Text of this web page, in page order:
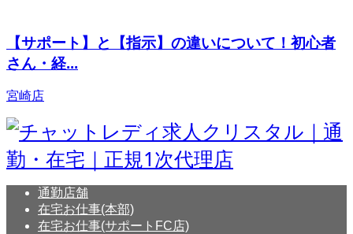
【サポート】と【指示】の違いについて！初心者
さん・経...
宮崎店
通勤店舗
在宅お仕事(本部)
在宅お仕事(サポートFC店)